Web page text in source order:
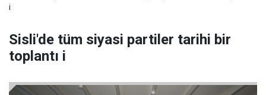
i
Sisli'de tüm siyasi partiler tarihi bir
toplantı i